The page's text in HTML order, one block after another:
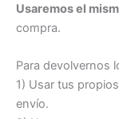
Usaremos el
compra.
Para devolvernos
1) Usar tus
envío.